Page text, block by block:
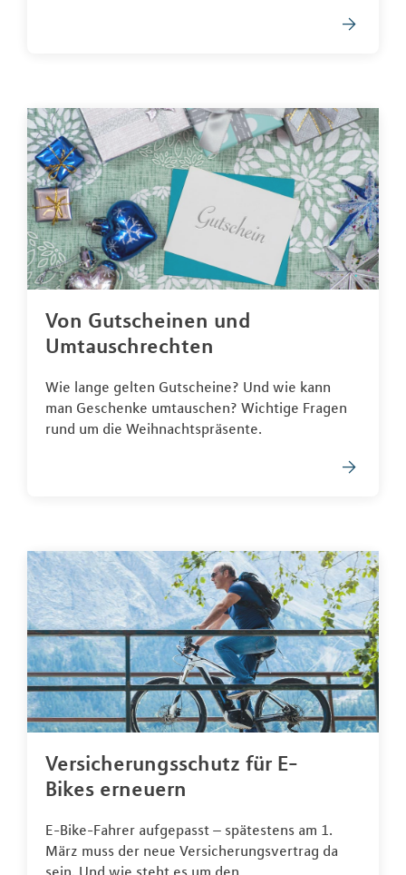
Von Gutscheinen und
Umtauschrechten
Wie lange gelten Gutscheine? Und wie kann
man Geschenke umtauschen? Wichtige Fragen
rund um die Weihnachtspräsente.
Versicherungsschutz für E-
Bikes erneuern
E-Bike-Fahrer aufgepasst – spätestens am 1.
März muss der neue Versicherungsvertrag da
sein. Und wie steht es um den